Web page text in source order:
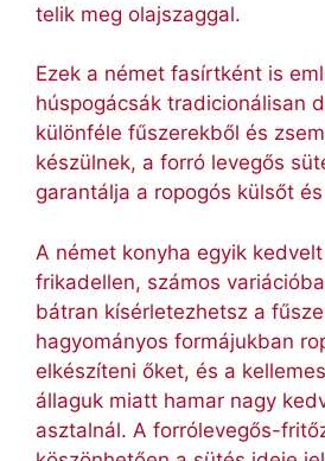
telik meg olajszaggal.
Ezek a német fasírtként is
húspogácsák tradicionálisan
különféle fűszerekből és
készülnek, a forró levegős
garantálja a ropogós külsőt
A német konyha egyik
frikadellen, számos
bátran kísérletezhetsz a
hagyományos formájukban
elkészíteni őket, és a
állaguk miatt hamar nagy
asztalnál. A forrólevegős-